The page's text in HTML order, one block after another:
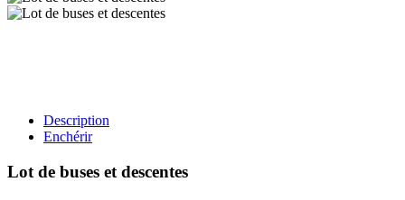
Description
Enchérir
Lot de buses et descentes